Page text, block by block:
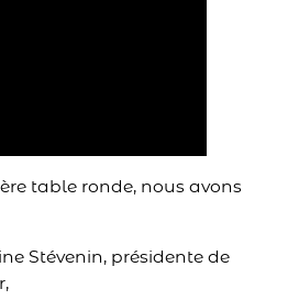
table ronde, nous avons
Stévenin, présidente de